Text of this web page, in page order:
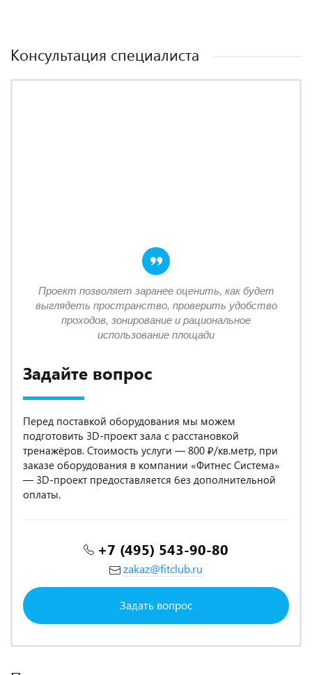
Консультация специалиста
Задайте вопрос
Перед поставкой оборудования мы можем
подготовить 3D-проект зала с расстановкой
тренажёров. Стоимость услуги — 800 ₽/кв.метр, при
заказе оборудования в компании «Фитнес Система»
— 3D-проект предоставляется без дополнительной
оплаты.
+7 (495) 543-90-80
zakaz@fitclub.ru
Задать вопрос
Проект позволяет заранее оценить, как будет
выглядеть пространство, проверить удобство
проходов, зонирование и рациональное
использование площади